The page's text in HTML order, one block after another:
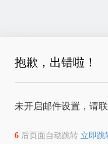
抱歉，出错啦！
未开启邮件设置，请
6后页面自动跳转 立即跳